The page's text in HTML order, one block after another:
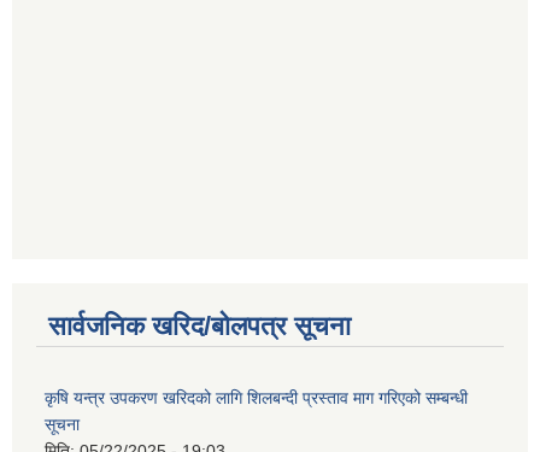
सार्वजनिक खरिद/बोलपत्र सूचना
कृषि यन्त्र उपकरण खरिदको लागि शिलबन्दी प्रस्ताव माग गरिएको सम्बन्धी
सूचना